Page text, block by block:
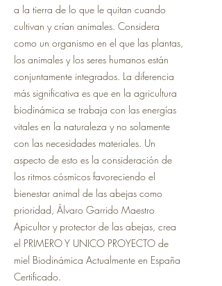
a la tierra de lo que le quitan cuando
cultivan y crían animales. Considera
como un organismo en el que las plantas,
los animales y los seres humanos están
conjuntamente integrados. La diferencia
más significativa es que en la agricultura
biodinámica se trabaja con las energías
vitales en la naturaleza y no solamente
con las necesidades materiales. Un
aspecto de esto es la consideración de
los ritmos cósmicos favoreciendo el
bienestar animal de las abejas como
prioridad, Álvaro Garrido Maestro
Apicultor y protector de las abejas, crea
el PRIMERO Y UNICO PROYECTO de
miel Biodinámica Actualmente en España
Certificado.